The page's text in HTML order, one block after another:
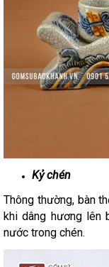
Kỷ chén
Thông thường, bàn
khi dâng hương lên
nước trong chén.